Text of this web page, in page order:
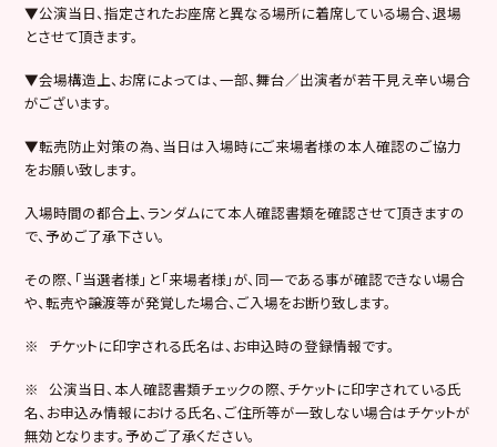
▼公演当日、指定されたお座席と異なる場所に着席している場合、退場
とさせて頂きます。
▼会場構造上、お席によっては、一部、舞台／出演者が若干見え辛い場合
がございます。
▼転売防止対策の為、当日は入場時にご来場者様の本人確認のご協力
をお願い致します。
入場時間の都合上、ランダムにて本人確認書類を確認させて頂きますの
で、予めご了承下さい。
その際、「当選者様」と「来場者様」が、同一である事が確認できない場合
や、転売や譲渡等が発覚した場合、ご入場をお断り致します。
※ チケットに印字される氏名は、お申込時の登録情報です。
※ 公演当日、本人確認書類チェックの際、チケットに印字されている氏
名、お申込み情報における氏名、ご住所等が一致しない場合はチケットが
無効となります。予めご了承ください。